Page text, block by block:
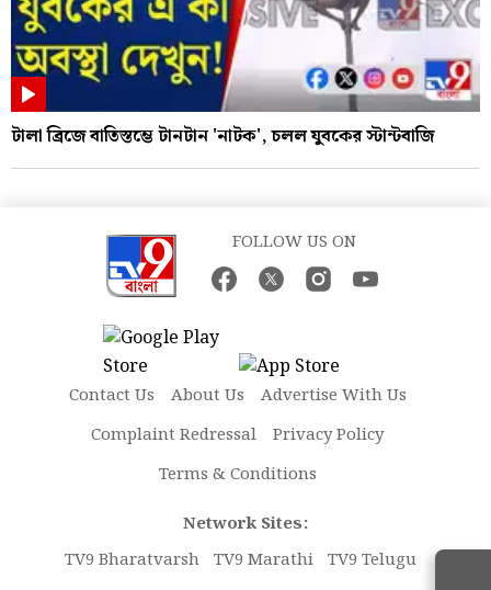
টালা ব্রিজে বাতিস্তম্ভে টানটান 'নাটক', চলল যুবকের স্টান্টবাজি
FOLLOW US ON
Contact Us About Us
Advertise With Us
Complaint Redressal
Privacy Policy
Terms & Conditions
Network Sites:
TV9 Bharatvarsh TV9 Marathi TV9 Telugu